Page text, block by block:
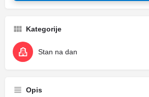
Kategorije
Stan na dan
Opis